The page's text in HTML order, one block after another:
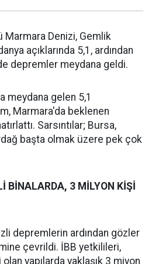
Marmara Denizi, Gemlik
açıklarında 5,1, ardından
depremler meydana geldi.
meydana gelen 5,1
Marmara'da beklenen
Sarsıntılar; Bursa,
başta olmak üzere pek çok
BİNALARDA, 3 MİLYON KİŞİ
depremlerin ardından gözler
çevrildi. İBB yetkilileri,
yapılarda yaklaşık 3 miyon